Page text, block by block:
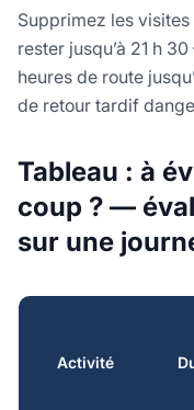
Supprimez les
rester jusqu’à 21 h
heures de route
de retour tardif
Tableau : à
coup ? —
sur une
Activité